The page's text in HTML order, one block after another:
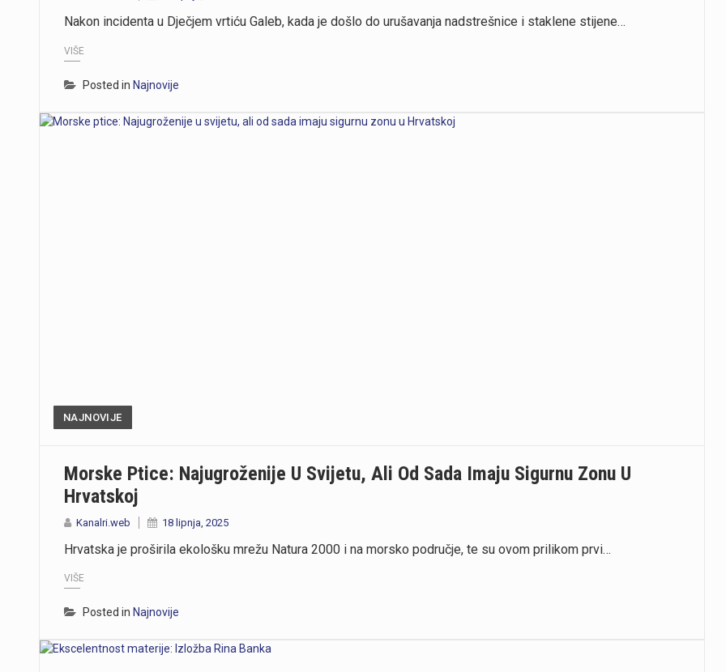
Nakon incidenta u Dječjem vrtiću Galeb, kada je došlo do urušavanja nadstrešnice i staklene stijene…
VIŠE
Posted in Najnovije
NAJNOVIJE
Morske Ptice: Najugroženije U Svijetu, Ali Od Sada Imaju Sigurnu Zonu U
Hrvatskoj
Kanalri.web 18 lipnja, 2025
Hrvatska je proširila ekološku mrežu Natura 2000 i na morsko područje, te su ovom prilikom prvi…
VIŠE
Posted in Najnovije